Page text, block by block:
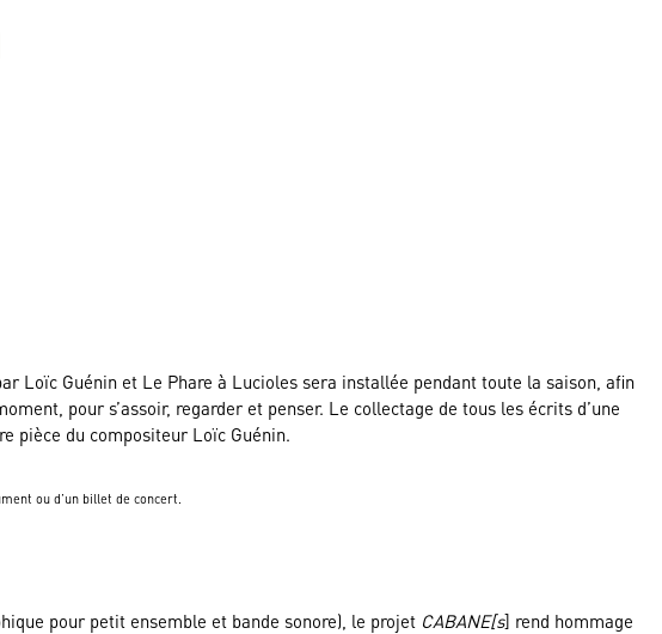
Loïc Guénin et Le Phare à Lucioles sera installée pendant toute la saison, afin
pour s’assoir, regarder et penser. Le collectage de tous les écrits d’une
pièce du compositeur Loïc Guénin.
ou d’un billet de concert.
pour petit ensemble et bande sonore), le projet CABANE[s] rend hommage